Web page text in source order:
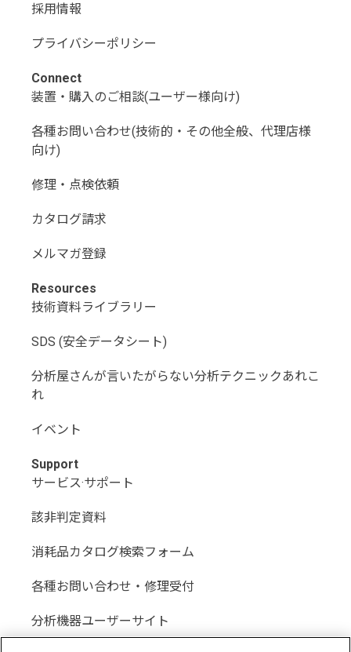
採用情報
プライバシーポリシー
Connect
装置・購入のご相談(ユーザー様向け)
各種お問い合わせ(技術的・その他全般、代理店様
向け)
修理・点検依頼
カタログ請求
メルマガ登録
Resources
技術資料ライブラリー
SDS (安全データシート)
分析屋さんが言いたがらない分析テクニックあれこ
れ
イベント
Support
サービス·サポート
該非判定資料
消耗品カタログ検索フォーム
各種お問い合わせ・修理受付
分析機器ユーザーサイト